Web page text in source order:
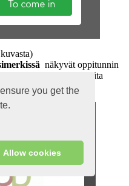
you get the
Allow cookies
näkyvät oppitunnin
tapauksessasi on muita